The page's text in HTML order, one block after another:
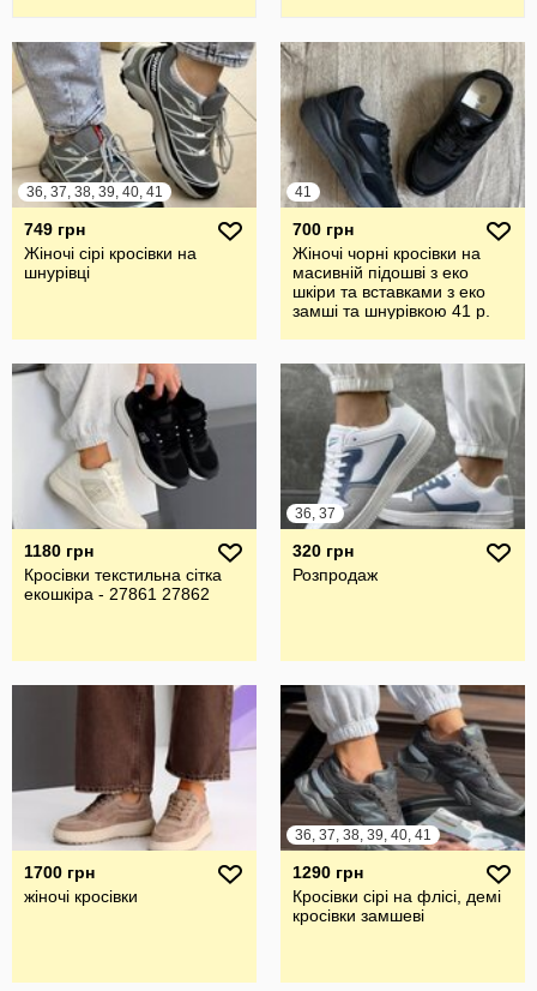
36, 37, 38, 39, 40, 41
749 грн
Жіночі сірі кросівки на
шнурівці
41
700 грн
Жіночі чорні кросівки на
масивній підошві з еко
шкіри та вставками з еко
замші та шнурівкою 41 р.
1180 грн
Кросівки текстильна сітка
екошкіра - 27861 27862
36, 37
320 грн
Розпродаж
1700 грн
жіночі кросівки
36, 37, 38, 39, 40, 41
1290 грн
Кросівки сірі на флісі, демі
кросівки замшеві